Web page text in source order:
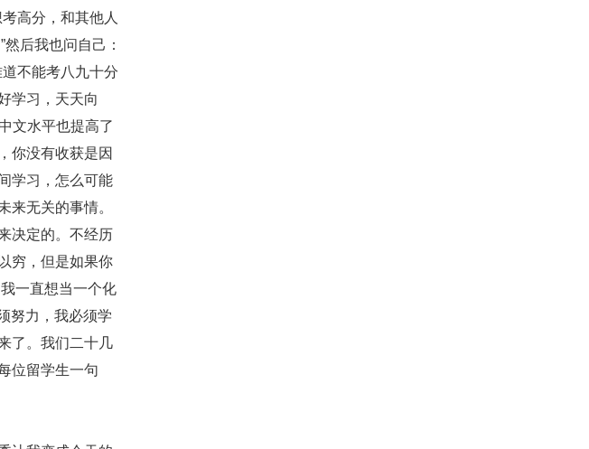
高分，和其他人
后我也问自己：
不能考八九十分
学习，天天向
文水平也提高了
你没有收获是因
学习，怎么可能
来无关的事情。
决定的。不经历
穷，但是如果你
一直想当一个化
努力，我必须学
了。我们二十几
位留学生一句